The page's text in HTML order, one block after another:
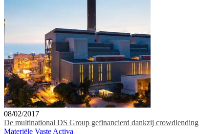
08/02/2017
De multinational DS Group gefinancierd dankzij crowdlending
Materiële Vaste Activa